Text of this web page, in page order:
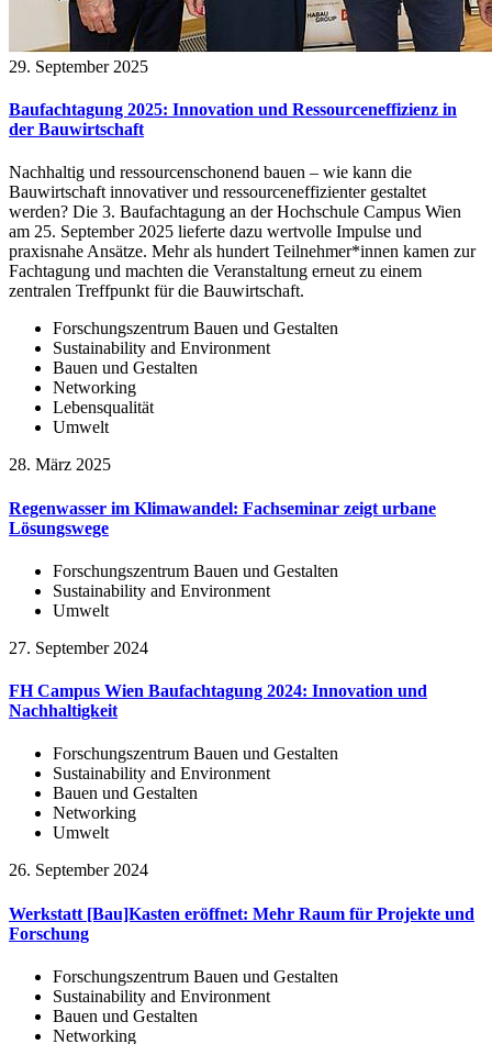
29. September 2025
Baufachtagung 2025: Innovation und Ressourceneffizienz in
der Bauwirtschaft
Nachhaltig und ressourcenschonend bauen – wie kann die
Bauwirtschaft innovativer und ressourceneffizienter gestaltet
werden? Die 3. Baufachtagung an der Hochschule Campus Wien
am 25. September 2025 lieferte dazu wertvolle Impulse und
praxisnahe Ansätze. Mehr als hundert Teilnehmer*innen kamen zur
Fachtagung und machten die Veranstaltung erneut zu einem
zentralen Treffpunkt für die Bauwirtschaft.
Forschungszentrum Bauen und Gestalten
Sustainability and Environment
Bauen und Gestalten
Networking
Lebensqualität
Umwelt
28. März 2025
Regenwasser im Klimawandel: Fachseminar zeigt urbane
Lösungswege
Forschungszentrum Bauen und Gestalten
Sustainability and Environment
Umwelt
27. September 2024
FH Campus Wien Baufachtagung 2024: Innovation und
Nachhaltigkeit
Forschungszentrum Bauen und Gestalten
Sustainability and Environment
Bauen und Gestalten
Networking
Umwelt
26. September 2024
Werkstatt [Bau]Kasten eröffnet: Mehr Raum für Projekte und
Forschung
Forschungszentrum Bauen und Gestalten
Sustainability and Environment
Bauen und Gestalten
Networking